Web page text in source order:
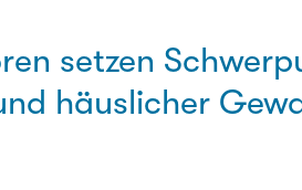
setzen
häuslicher